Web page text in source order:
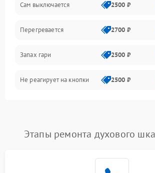
Сам выключается 2500 ₽
Перегревается 2700 ₽
Запах гари 2500 ₽
Не реагирует на кнопки 2500 ₽
Этапы ремонта духового